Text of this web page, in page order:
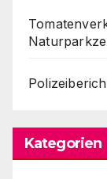
Kategorien